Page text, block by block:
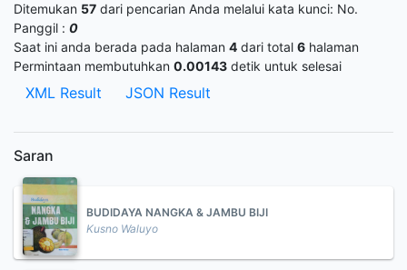
Ditemukan 57 dari pencarian Anda melalui kata kunci: No.
Panggil : 0
Saat ini anda berada pada halaman 4 dari total 6 halaman
Permintaan membutuhkan 0.00143 detik untuk selesai
XML Result JSON Result
Saran
BUDIDAYA NANGKA & JAMBU BIJI
Kusno Waluyo